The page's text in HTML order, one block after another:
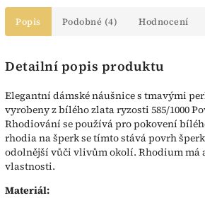
Popis Podobné (4) Hodnocení
Detailní popis produktu
Elegantní dámské náušnice s tmavými
vyrobeny z bílého zlata ryzosti 585/1000
Rhodiování se používá pro pokovení
rhodia na šperk se tímto stává povrh
odolnější vůči vlivům okolí. Rhodium má
vlastnosti.
Materiál: